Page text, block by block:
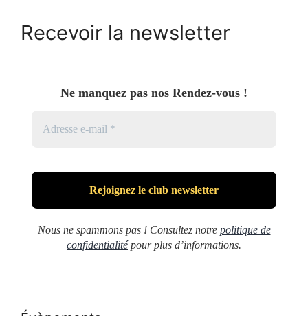
Recevoir la newsletter
Ne manquez pas nos Rendez-vous !
Nous ne spammons pas ! Consultez notre politique de
confidentialitépour plus d’informations.